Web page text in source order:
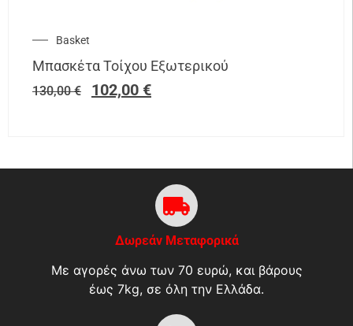
Basket
Μπασκέτα Τοίχου Εξωτερικού
130,00€ 102,00 €
Δωρεάν Μεταφορικά
Με αγορές άνω των 70 ευρώ, και βάρους
έως 7kg, σε όλη την Ελλάδα.